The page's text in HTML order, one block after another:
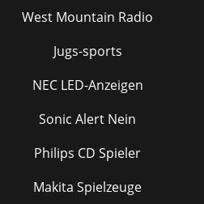
West Mountain Radio
Jugs-sports
NEC LED-Anzeigen
Sonic Alert Nein
Philips CD Spieler
Makita Spielzeuge